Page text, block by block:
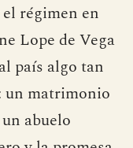
régimen en
Lope de Vega
país algo tan
un matrimonio
abuelo